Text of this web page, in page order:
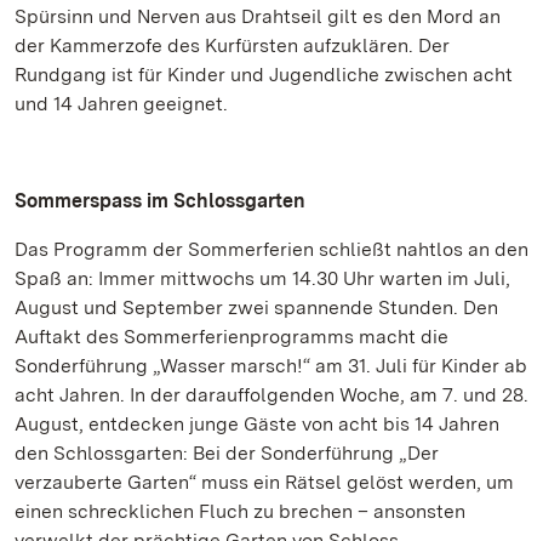
Spürsinn und Nerven aus Drahtseil gilt es den Mord an
der Kammerzofe des Kurfürsten aufzuklären. Der
Rundgang ist für Kinder und Jugendliche zwischen acht
und 14 Jahren geeignet.
Sommerspass im Schlossgarten
Das Programm der Sommerferien schließt nahtlos an den
Spaß an: Immer mittwochs um 14.30 Uhr warten im Juli,
August und September zwei spannende Stunden. Den
Auftakt des Sommerferienprogramms macht die
Sonderführung „Wasser marsch!“ am 31. Juli für Kinder ab
acht Jahren. In der darauffolgenden Woche, am 7. und 28.
August, entdecken junge Gäste von acht bis 14 Jahren
den Schlossgarten: Bei der Sonderführung „Der
verzauberte Garten“ muss ein Rätsel gelöst werden, um
einen schrecklichen Fluch zu brechen – ansonsten